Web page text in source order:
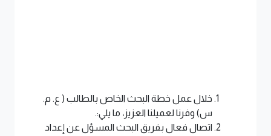
خلال عمل خطة البحث الخاص بالطالب ( ع. م.
س) وفرنا لعميلنا العزيز، ما يلي:.
اتصال فعال بفريق البحث المسؤل عن إعداد